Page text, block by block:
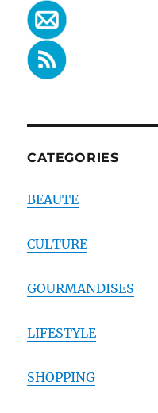
CATEGORIES
BEAUTE
CULTURE
GOURMANDISES
LIFESTYLE
SHOPPING